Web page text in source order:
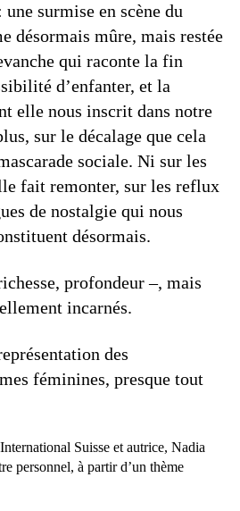
surmise en scène du
désormais mûre, mais restée
qui raconte la fin
d’enfanter, et la
elle nous inscrit dans notre
sur le décalage que cela
sociale. Ni sur les
fait remonter, sur les reflux
de nostalgie qui nous
désormais.
profondeur –, mais
incarnés.
des
féminines, presque tout
Suisse et autrice, Nadia
personnel, à partir d’un thème